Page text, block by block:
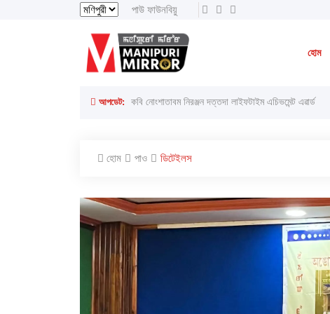
পাউ ফাউনবিয়ু
থাংজা, ৮ অগাস্ট ২০২৬ ইং
হোম
আপডেট: লাইরেল্লাকপম হেরামনিগী '' অতিয়াগী তেলেঙ্গা '' ফোঙখ্রে
হোম পাও ডিটেইলস